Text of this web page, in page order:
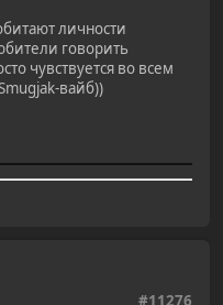
личности
говорить
чувствуется во всем
вайб))
#11276